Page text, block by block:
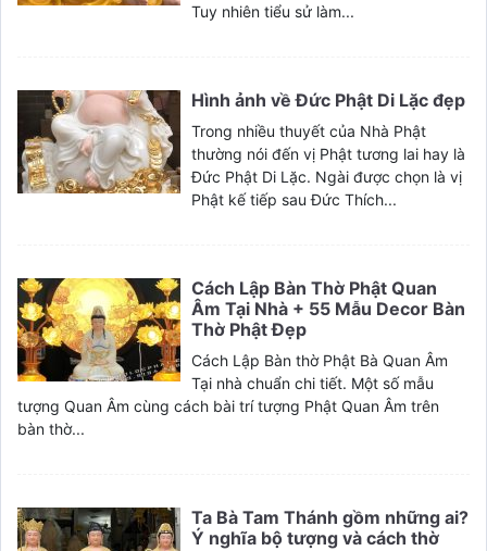
Tuy nhiên tiểu sử làm...
Hình ảnh về Đức Phật Di Lặc đẹp
Trong nhiều thuyết của Nhà Phật
thường nói đến vị Phật tương lai hay là
Đức Phật Di Lặc. Ngài được chọn là vị
Phật kế tiếp sau Đức Thích...
Cách Lập Bàn Thờ Phật Quan
Âm Tại Nhà + 55 Mẫu Decor Bàn
Thờ Phật Đẹp
Cách Lập Bàn thờ Phật Bà Quan Âm
Tại nhà chuẩn chi tiết. Một số mẫu
tượng Quan Âm cùng cách bài trí tượng Phật Quan Âm trên
bàn thờ...
Ta Bà Tam Thánh gồm những ai?
Ý nghĩa bộ tượng và cách thờ